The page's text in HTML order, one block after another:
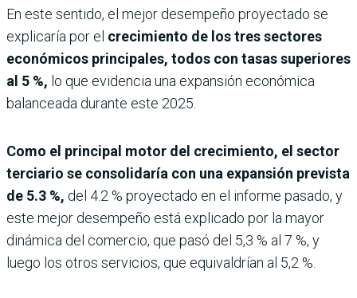
En este sentido, el mejor desempeño proyectado se
explicaría por el crecimiento de los tres sectores
económicos principales, todos con tasas superiores
al 5 %, lo que evidencia una expansión económica
balanceada durante este 2025.
Como el principal motor del crecimiento, el sector
terciario se consolidaría con una expansión prevista
de 5.3 %, del 4.2 % proyectado en el informe pasado, y
este mejor desempeño está explicado por la mayor
dinámica del comercio, que pasó del 5,3 % al 7 %, y
luego los otros servicios, que equivaldrían al 5,2 %.